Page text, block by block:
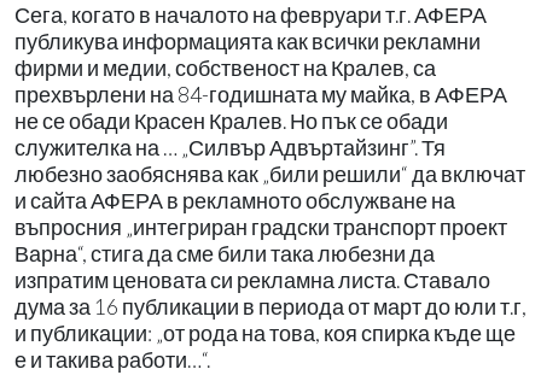
Сега, когато в началото на февруари т.г. АФЕРА
публикува информацията как всички рекламни
фирми и медии, собственост на Кралев, са
прехвърлени на 84-годишната му майка, в АФЕРА
не се обади Красен Кралев. Но пък се обади
служителка на … „Силвър Адвъртайзинг”. Тя
любезно заобяснява как „били решили“ да включат
и сайта АФЕРА в рекламното обслужване на
въпросния „интегриран градски транспорт проект
Варна“, стига да сме били така любезни да
изпратим ценовата си рекламна листа. Ставало
дума за 16 публикации в периода от март до юли т.г,
и публикации: „от рода на това, коя спирка къде ще
е и такива работи…“.